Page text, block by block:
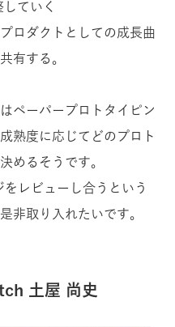
ていく
ロダクトとしての成長曲
有する。
ペーパープロトタイピン
熟度に応じてどのプロト
めるそうです。
レビューし合うという
非取り入れたいです。
土屋 尚史